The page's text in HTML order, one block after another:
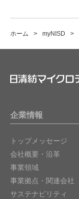
ホーム myNISD
企業情報
トップメッセージ
会社概要・沿革
事業領域
事業拠点・関連会社
サステナビリティ